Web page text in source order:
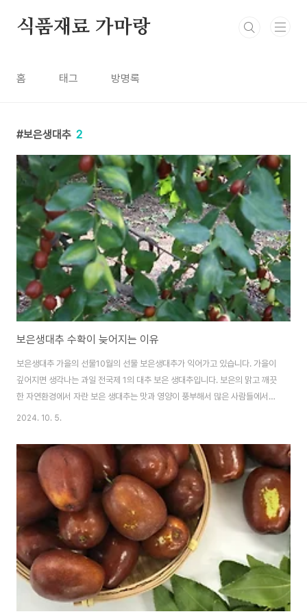
식품재료 가마랑
홈 태그 방명록
보은생대추 2
보은생대추 수확이 늦어지는 이유
보은생대추 가을의 선물10월의 선물 보은생대추가 익어가고 있습니다. 가을이
깊어지면 생각나는 과일 전국제 1의 대추 보은 생대추입니다. 보은의 맑고 깨끗
한 자연환경에서 자란 보은 생대추는 맛과 영양이 풍부해서 많은 사람들에서
즐겨 찾는 가을의 과일입니다. 보은생대추가 맛있는 이유는 뭘까요? 보은생대
자라기 좋은 환경입니다. 아침저녁 일교차가 큰 날씨도 맛있는 대추가 생산되
는 일입니다.옛날부터 오랜 재배 역사를 통해 축적된 노하우로 품질이 뛰어난
대추를 생산하고 있습니다. 보은생대추 수확이 늦어지는 이유오늘부터 수확
을 하기로 한 대추 수확이 늦어지고 있습니다. 일부는 농장에서 수확을 하고 있
지만 예년 같으면 주렁주렁 열린 ..
2024. 10. 5.